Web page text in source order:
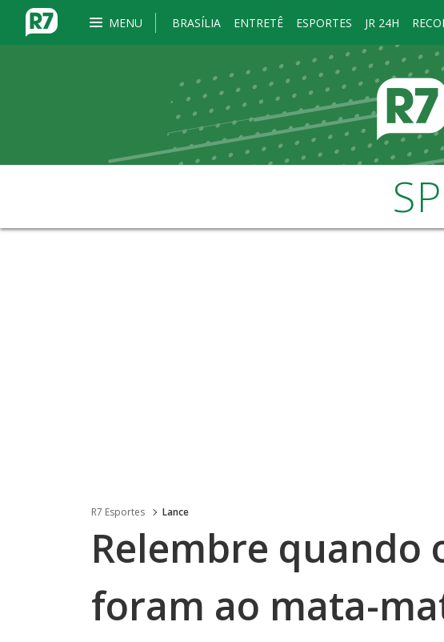
MENU BRASÍLIA ENTRETÊ ESPORTES JR 24H
R7 Esportes Lance
Relembre quando
foram ao mata-